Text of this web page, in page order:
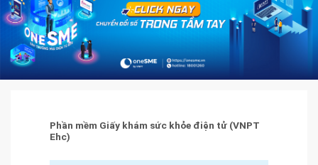
Phần mềm Giấy khám sức khỏe điện tử (VNPT
Ehc)